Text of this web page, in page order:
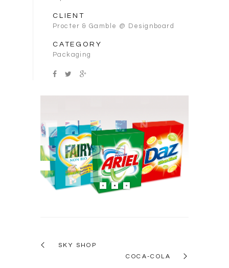
CLIENT
Procter & Gamble @ Designboard
CATEGORY
Packaging
SKY SHOP
COCA-COLA